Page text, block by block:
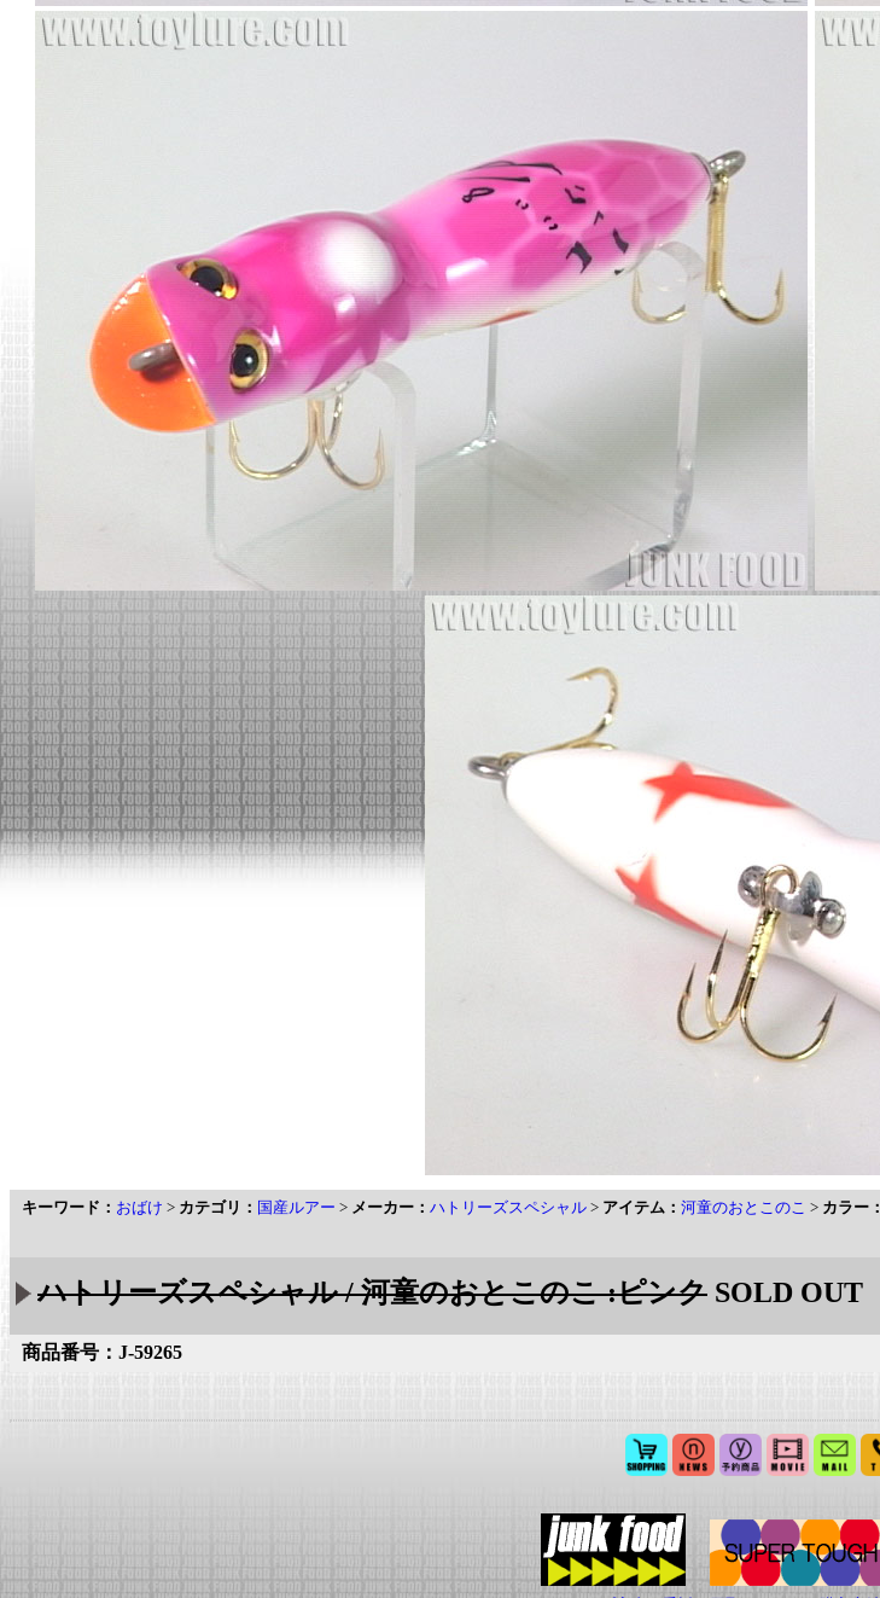
キーワード： おばけ > カテゴリ： 国産ルアー > メーカー： ハトリーズスペシャル > アイテム： 河童のおとこのこ > カラー：
ハトリーズスペシャル / 河童のおとこのこ :ピンク SOLD OUT
商品番号：J-59265